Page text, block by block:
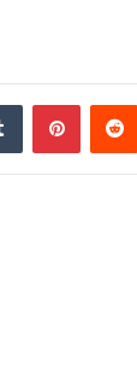
Tumblr Pinterest